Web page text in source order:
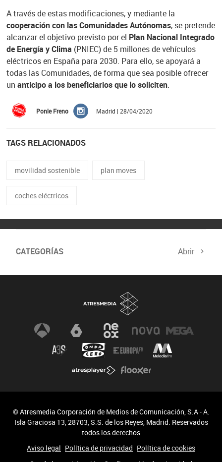
A través de estas modificaciones, y mediante la
cooperación con las Comunidades Autónomas, se pretende
alcanzar el objetivo previsto por el Plan Nacional Integrado
de Energía y Clima (PNIEC) de 5 millones de vehículos
eléctricos en España para 2030. Para ello, se apoyará a
todas las Comunidades, de forma que sea posible ofrecer
un anticipo a los beneficiarios que lo soliciten.
Ponle Freno Madrid | 28/04/2020
TAGS RELACIONADOS
movilidad sostenible plan moves
coches eléctricos
CATEGORÍAS Abrir
© Atresmedia Corporación de Medios de Comunicación, S.A - A.
Isla Graciosa 13, 28703, S.S. de los Reyes, Madrid. Reservados
todos los derechos
Aviso legal Política de privacidad Política de cookies